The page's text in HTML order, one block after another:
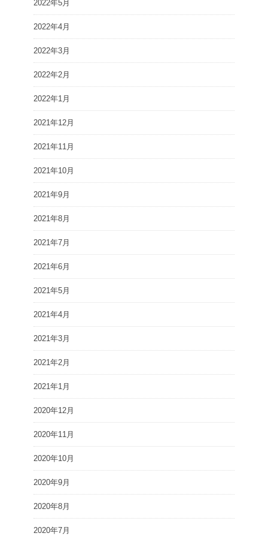
2022年5月
2022年4月
2022年3月
2022年2月
2022年1月
2021年12月
2021年11月
2021年10月
2021年9月
2021年8月
2021年7月
2021年6月
2021年5月
2021年4月
2021年3月
2021年2月
2021年1月
2020年12月
2020年11月
2020年10月
2020年9月
2020年8月
2020年7月